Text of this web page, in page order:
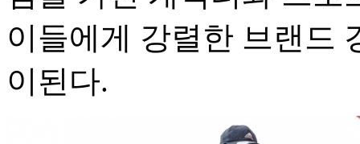
이들에게 강렬한 브랜드
이된다.